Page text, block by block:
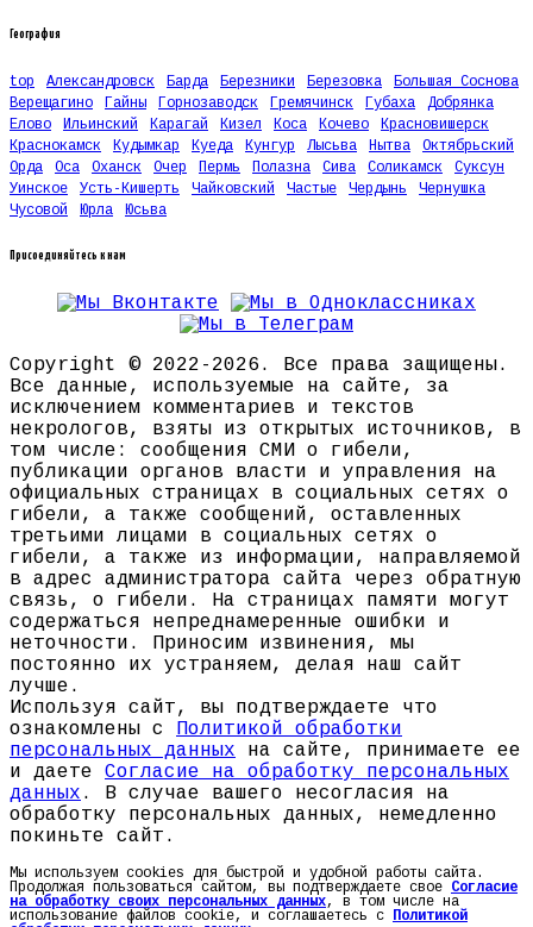
География
top Александровск Барда Березники Березовка
Большая Соснова
Верещагино
Гайны Горнозаводск Гремячинск Губаха
Добрянка
Елово
Ильинский Карагай Кизел Коса Кочево
Красновишерск
Краснокамск
Кудымкар Куеда Кунгур Лысьва Нытва
Октябрьский
Орда
Оса Оханск Очер Пермь Полазна Сива Соликамск
Суксун
Уинское
Усть-Кишерть Чайковский Частые Чердынь
Чернушка
Чусовой
Юрла Юсьва
Присоединяйтесь к нам
Copyright © 2022-2026. Все права защищены.
Все данные, используемые на сайте, за
исключением комментариев и текстов
некрологов, взяты из открытых источников, в
том числе: сообщения СМИ о гибели,
публикации органов власти и управления на
официальных страницах в социальных сетях о
гибели, а также сообщений, оставленных
третьими лицами в социальных сетях о
гибели, а также из информации, направляемой
в адрес администратора сайта через обратную
связь, о гибели. На страницах памяти могут
содержаться непреднамеренные ошибки и
неточности. Приносим извинения, мы
постоянно их устраняем, делая наш сайт
лучше.
Используя сайт, вы подтверждаете что
ознакомлены с Политикой обработки
персональных данных на сайте, принимаете ее
и даете Согласие на обработку персональных
данных . В случае вашего несогласия на
обработку персональных данных, немедленно
покиньте сайт.
Мы используем cookies для быстрой и удобной работы сайта.
Продолжая пользоваться сайтом, вы подтверждаете свое Согласие
на обработку своих персональных данных, в том числе на
использование файлов cookie, и соглашаетесь с Политикой